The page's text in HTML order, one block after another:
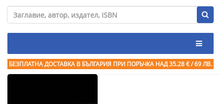
БЕЗПЛАТНА ДОСТАВКА В БЪЛГАРИЯ ПРИ ПОРЪЧКА НАД 35.28 € / 69 ЛВ.